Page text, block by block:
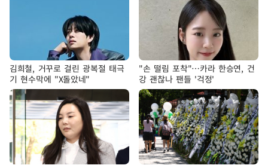
김희철, 거꾸로 걸린 광복절 태극
기 현수막에 "X돌았네"
"손 떨림 포착"…카라 한승연, 건
강 괜찮나 팬들 '걱정'